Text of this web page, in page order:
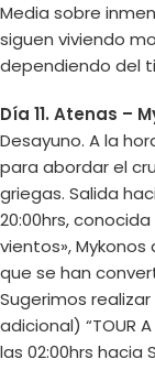
Media sobre
siguen viviendo
dependiendo del
Día 11. Atenas –
Desayuno. A la
para abordar el
griegas. Salida
20:00hrs,
vientos»,
que se han
Sugerimos
adicional) “TOUR A
las 02:00hrs hacia